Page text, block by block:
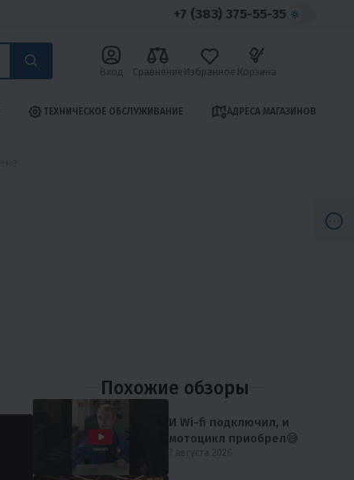
+7 (383) 375-55-35
Вход Сравнение Избранное Корзина
ТЕХНИЧЕСКОЕ ОБСЛУЖИВАНИЕ АДРЕСА МАГАЗИНОВ
Похожие обзоры
И Wi-fi подключил, и
мотоцикл приобрел😅
7 августа 2026